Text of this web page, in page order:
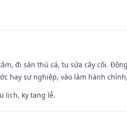
đi săn thú cá, tu sửa cây cối.
hay sự nghiệp, vào làm hành
lịch, kỵ tang lễ.